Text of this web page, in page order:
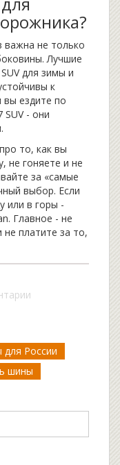
важна не только
Лучшие
для зимы и
к
ездите по
SUV- они
то, как вы
не гоняете и не
за «самые
выбор. Если
или в горы -
Главное - не
платите за то,
России
шины